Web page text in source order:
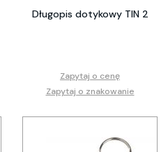
Długopis dotykowy TIN 2
Zapytaj o cenę
Zapytaj o znakowanie